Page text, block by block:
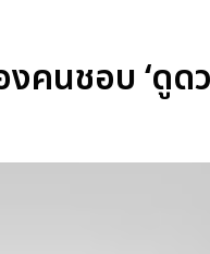
คนชอบ ‘ดูดว